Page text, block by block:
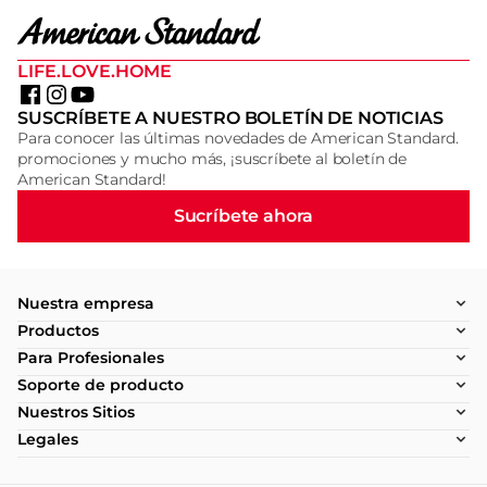
LIFE.LOVE.HOME
SUSCRÍBETE A NUESTRO BOLETÍN DE NOTICIAS
Para conocer las últimas novedades de American Standard.
promociones y mucho más, ¡suscríbete al boletín de
American Standard!
Sucríbete ahora
Nuestra empresa
Productos
Para Profesionales
Soporte de producto
Nuestros Sitios
Legales